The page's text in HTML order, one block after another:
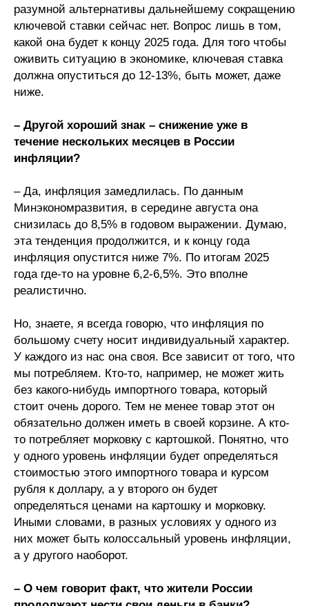
разумной альтернативы дальнейшему сокращению
ключевой ставки сейчас нет. Вопрос лишь в том,
какой она будет к концу 2025 года. Для того чтобы
оживить ситуацию в экономике, ключевая ставка
должна опуститься до 12-13%, быть может, даже
ниже.
– Другой хороший знак – снижение уже в
течение нескольких месяцев в России
инфляции?
– Да, инфляция замедлилась. По данным
Минэкономразвития, в середине августа она
снизилась до 8,5% в годовом выражении. Думаю,
эта тенденция продолжится, и к концу года
инфляция опустится ниже 7%. По итогам 2025
года где-то на уровне 6,2-6,5%. Это вполне
реалистично.
Но, знаете, я всегда говорю, что инфляция по
большому счету носит индивидуальный характер.
У каждого из нас она своя. Все зависит от того, что
мы потребляем. Кто-то, например, не может жить
без какого-нибудь импортного товара, который
стоит очень дорого. Тем не менее товар этот он
обязательно должен иметь в своей корзине. А кто-
то потребляет морковку с картошкой. Понятно, что
у одного уровень инфляции будет определяться
стоимостью этого импортного товара и курсом
рубля к доллару, а у второго он будет
определяться ценами на картошку и морковку.
Иными словами, в разных условиях у одного из
них может быть колоссальный уровень инфляции,
а у другого наоборот.
– О чем говорит факт, что жители России